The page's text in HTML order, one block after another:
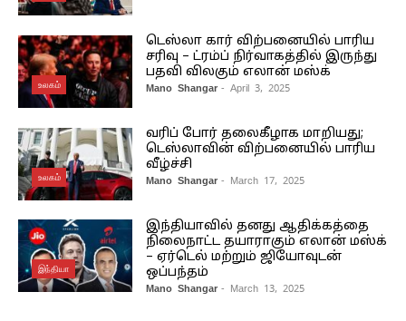
உலகம்
டெஸ்லா கார் விற்பனையில் பாரிய
சரிவு – ட்ரம்ப் நிர்வாகத்தில் இருந்து
பதவி விலகும் எலான் மஸ்க்
Mano Shangar - April 3, 2025
உலகம்
வரிப் போர் தலைகீழாக மாறியது;
டெஸ்லாவின் விற்பனையில் பாரிய
வீழ்ச்சி
Mano Shangar - March 17, 2025
இந்தியா
இந்தியாவில் தனது ஆதிக்கத்தை
நிலைநாட்ட தயாராகும் எலான் மஸ்க்
– ஏர்டெல் மற்றும் ஜியோவுடன்
ஒப்பந்தம்
Mano Shangar - March 13, 2025